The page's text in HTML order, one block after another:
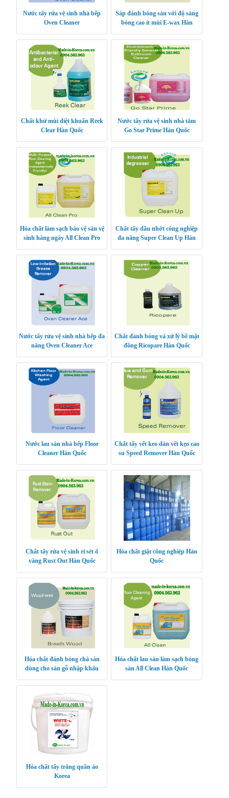
Nước tẩy rửa vệ sinh nhà bếp
Oven Cleaner
Sáp đánh bóng sàn với độ sáng
bóng cao ít mùi E-wax Hàn
Chất khử mùi diệt khuẩn Reek
Clear Hàn Quốc
Nước tẩy rửa vệ sinh nhà tắm
Go Star Prime Hàn Quốc
Hóa chất làm sạch bảo vệ sàn vệ
sinh hàng ngày All Clean Pro
Chất tẩy dầu nhớt công nghiệp
đa năng Super Clean Up Hàn
Nước tẩy rửa vệ sinh nhà bếp đa
năng Oven Cleaner Ace
Chất đánh bóng và xử lý bề mặt
đồng Ricopare Hàn Quốc
Nước lau sàn nhà bếp Floor
Cleaner Hàn Quốc
Chất tẩy vết keo dán vết kẹo cao
su Speed Remover Hàn Quốc
Chất tẩy rửa vệ sinh rỉ sét ố
vàng Rust Out Hàn Quốc
Hóa chất giặt công nghiệp Hàn
Quốc
Hóa chất đánh bóng chà sàn
dùng cho sàn gỗ nhập khẩu
Hóa chất lau sàn làm sạch bóng
sàn All Clean Hàn Quốc
Hóa chất tẩy trắng quần áo
Korea